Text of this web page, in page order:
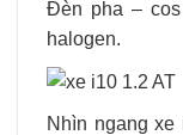
Đèn pha –
halogen.
Nhìn ngang